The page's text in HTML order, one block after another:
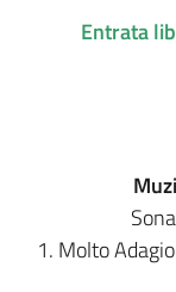
Entrata
1. Molto